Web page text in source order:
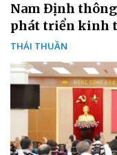
Nam Định thông
phát triển kinh
THÁI THUẦN